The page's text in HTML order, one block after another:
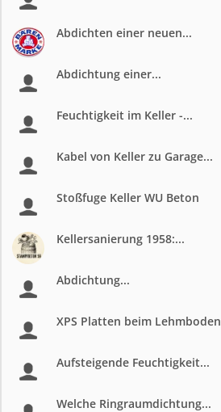
Abdichten einer neuen...
Abdichtung einer...
Feuchtigkeit im Keller -...
Kabel von Keller zu Garage...
Stoßfuge Keller WU Beton
Kellersanierung 1958:...
Abdichtung...
XPS Platten beim Lehmboden
Aufsteigende Feuchtigkeit...
Welche Ringraumdichtung...